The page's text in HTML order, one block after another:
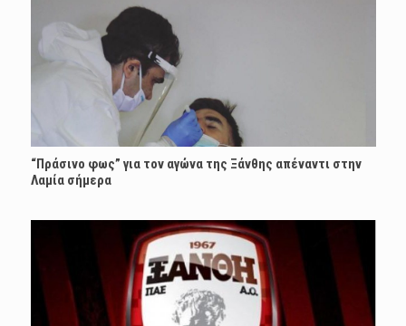
“Πράσινο φως” για τον αγώνα της Ξάνθης απέναντι στην
Λαμία σήμερα